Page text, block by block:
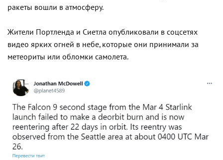
ракеты вошли в атмосферу.
Жители Портленда и Сиетла опубликовали в соцсетях
видео ярких огней в небе, которые они принимали за
метеориты или обломки самолета.